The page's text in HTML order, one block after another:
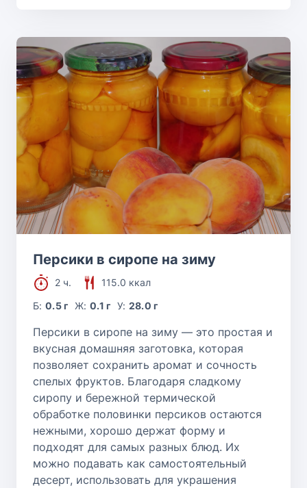
Персики в сиропе на зиму
2 ч.
115.0 ккал
Б:0.5 г Ж: 0.1 г У: 28.0 г
Персики в сиропе на зиму — это простая и
вкусная домашняя заготовка, которая
позволяет сохранить аромат и сочность
спелых фруктов. Благодаря сладкому
сиропу и бережной термической
обработке половинки персиков остаются
нежными, хорошо держат форму и
подходят для самых разных блюд. Их
можно подавать как самостоятельный
десерт, использовать для украшения